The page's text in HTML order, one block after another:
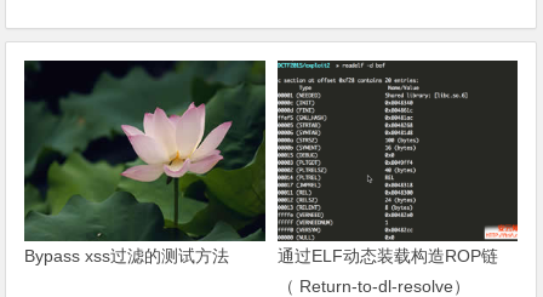
Bypass xss过滤的测试方法
通过ELF动态装载构造ROP链
（ Return-to-dl-resolve）